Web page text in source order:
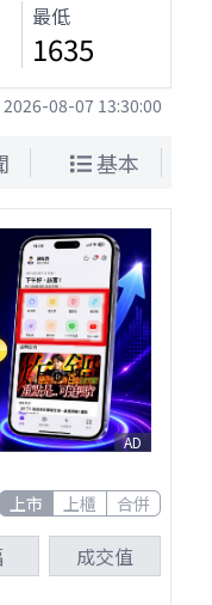
最低
1635
2026-08-07 13:30:00
基本
AD
上市 上櫃 合併
成交值